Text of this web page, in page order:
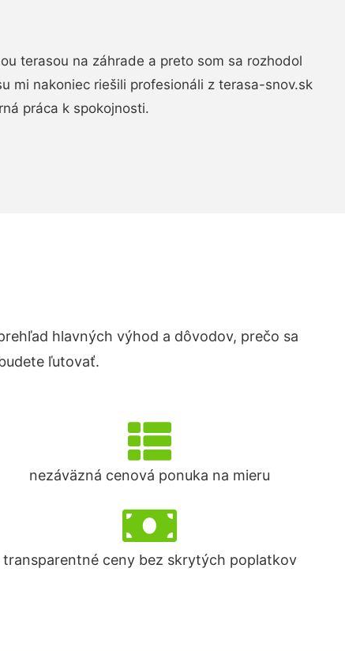
terasou na záhrade a preto som sa rozhodol
mi nakoniec riešili profesionáli z terasa-snov.sk
práca k spokojnosti.
hlavných výhod a dôvodov, prečo sa
ľutovať.
nezáväzná cenová ponuka na mieru
transparentné ceny bez skrytých poplatkov